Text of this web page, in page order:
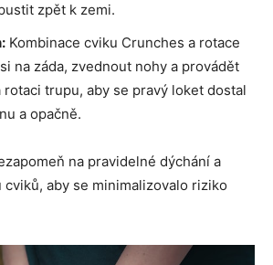
zpět k zemi.
Kombinace cviku Crunches a rotace
na záda, zvednout nohy a provádět
trupu, aby se pravý loket dostal
a opačně.
na pravidelné dýchání a
aby se minimalizovalo riziko